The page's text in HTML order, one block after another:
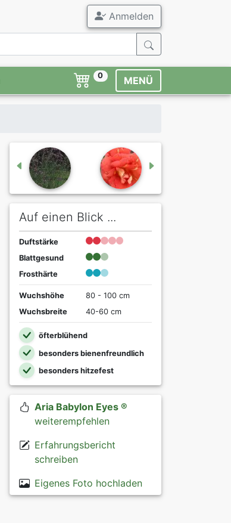
Anmelden
0 MENÜ
Auf einen Blick ...
Duftstärke
Blattgesund
Frosthärte
Wuchshöhe
80 - 100 cm
Wuchsbreite
40-60 cm
öfterblühend
besonders bienenfreundlich
besonders hitzefest
Aria Babylon Eyes ®
weiterempfehlen
Erfahrungsbericht
schreiben
Eigenes Foto hochladen